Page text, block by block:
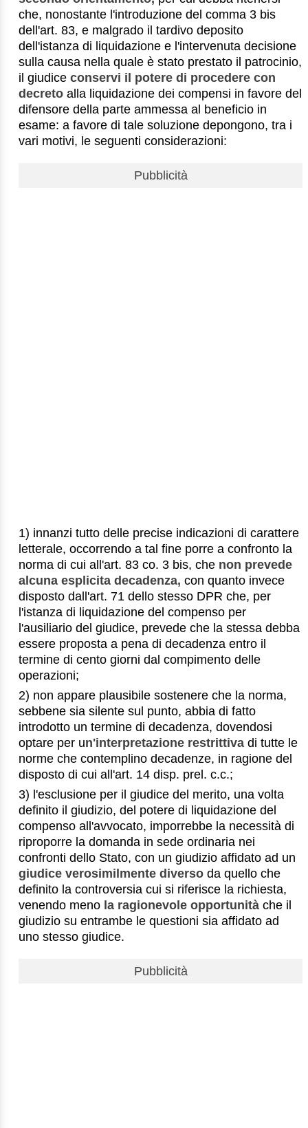
che, nonostante l'introduzione del comma 3 bis
dell'art. 83, e malgrado il tardivo deposito
dell'istanza di liquidazione e l'intervenuta decisione
sulla causa nella quale è stato prestato il patrocinio,
il giudice conservi il potere di procedere con
decreto alla liquidazione dei compensi in favore del
difensore della parte ammessa al beneficio in
esame: a favore di tale soluzione depongono, tra i
vari motivi, le seguenti considerazioni:
Pubblicità
1) innanzi tutto delle precise indicazioni di carattere
letterale, occorrendo a tal fine porre a confronto la
norma di cui all'art. 83 co. 3 bis, che non prevede
alcuna esplicita decadenza, con quanto invece
disposto dall'art. 71 dello stesso DPR che, per
l'istanza di liquidazione del compenso per
l'ausiliario del giudice, prevede che la stessa debba
essere proposta a pena di decadenza entro il
termine di cento giorni dal compimento delle
operazioni;
2) non appare plausibile sostenere che la norma,
sebbene sia silente sul punto, abbia di fatto
introdotto un termine di decadenza, dovendosi
optare per un'interpretazione restrittivadi tutte le
norme che contemplino decadenze, in ragione del
disposto di cui all'art. 14 disp. prel. c.c.;
3) l'esclusione per il giudice del merito, una volta
definito il giudizio, del potere di liquidazione del
compenso all'avvocato, imporrebbe la necessità di
riproporre la domanda in sede ordinaria nei
confronti dello Stato, con un giudizio affidato ad un
giudice verosimilmente diverso da quello che
definito la controversia cui si riferisce la richiesta,
venendo meno la ragionevole opportunità che il
giudizio su entrambe le questioni sia affidato ad
uno stesso giudice.
Pubblicità